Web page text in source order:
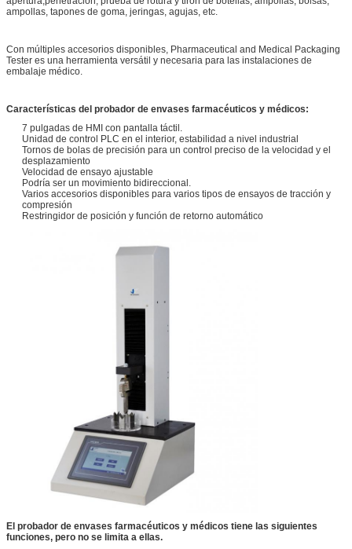
ampollas, tapones de goma, jeringas, agujas, etc.
Con múltiples accesorios disponibles, Pharmaceutical and Medical Packaging
Tester es una herramienta versátil y necesaria para las instalaciones de
embalaje médico.
Características del probador de envases farmacéuticos y médicos:
7 pulgadas de HMI con pantalla táctil.
Unidad de control PLC en el interior, estabilidad a nivel industrial
Tornos de bolas de precisión para un control preciso de la velocidad y el
desplazamiento
Velocidad de ensayo ajustable
Podría ser un movimiento bidireccional.
Varios accesorios disponibles para varios tipos de ensayos de tracción y
compresión
Restringidor de posición y función de retorno automático
El probador de envases farmacéuticos y médicos tiene las siguientes
funciones, pero no se limita a ellas.